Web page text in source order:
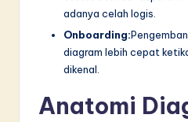
adanya celah logis.
Onboarding:
diagram lebih cepat
dikenal.
Anatomi